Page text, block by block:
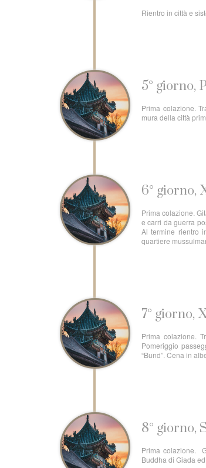
Rientro in città e
5° giorno,
Prima colazione.
mura della città
6° giorno,
Prima colazione.
e carri da guerra
Al termine rientro
quartiere
7° giorno,
Prima colazione.
Pomeriggio
“Bund”. Cena in
8° giorno,
Prima colazione.
Buddha di Giada